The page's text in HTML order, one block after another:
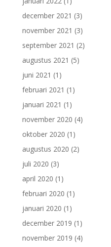
december 2021 (3)
november 2021 (3)
september 2021 (2)
augustus 2021 (5)
juni 2021 (1)
februari 2021 (1)
januari 2021 (1)
november 2020 (4)
oktober 2020 (1)
augustus 2020 (2)
juli 2020 (3)
april 2020 (1)
februari 2020 (1)
januari 2020 (1)
december 2019 (1)
november 2019 (4)